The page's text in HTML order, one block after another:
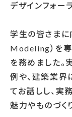
デザインフォー
学生の皆さま
Modeling）を
を務めました
例や、建築業界
てお話しし、実
魅力やものづく